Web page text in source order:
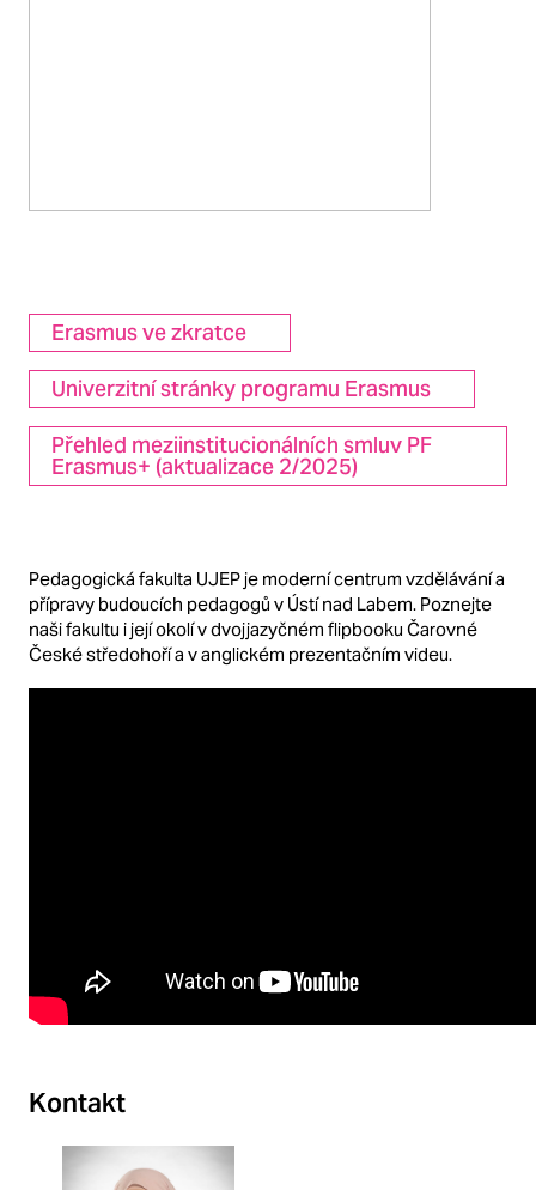
Erasmus ve zkratce
Univerzitní stránky programu Erasmus
Přehled meziinstitucionálních smluv PF
Erasmus+ (aktualizace 2/2025)
Pedagogická fakulta UJEP je moderní centrum vzdělávání a
přípravy budoucích pedagogů v Ústí nad Labem. Poznejte
naši fakultu i její okolí v dvojjazyčném flipbooku Čarovné
České středohoří a v anglickém prezentačním videu.
Kontakt